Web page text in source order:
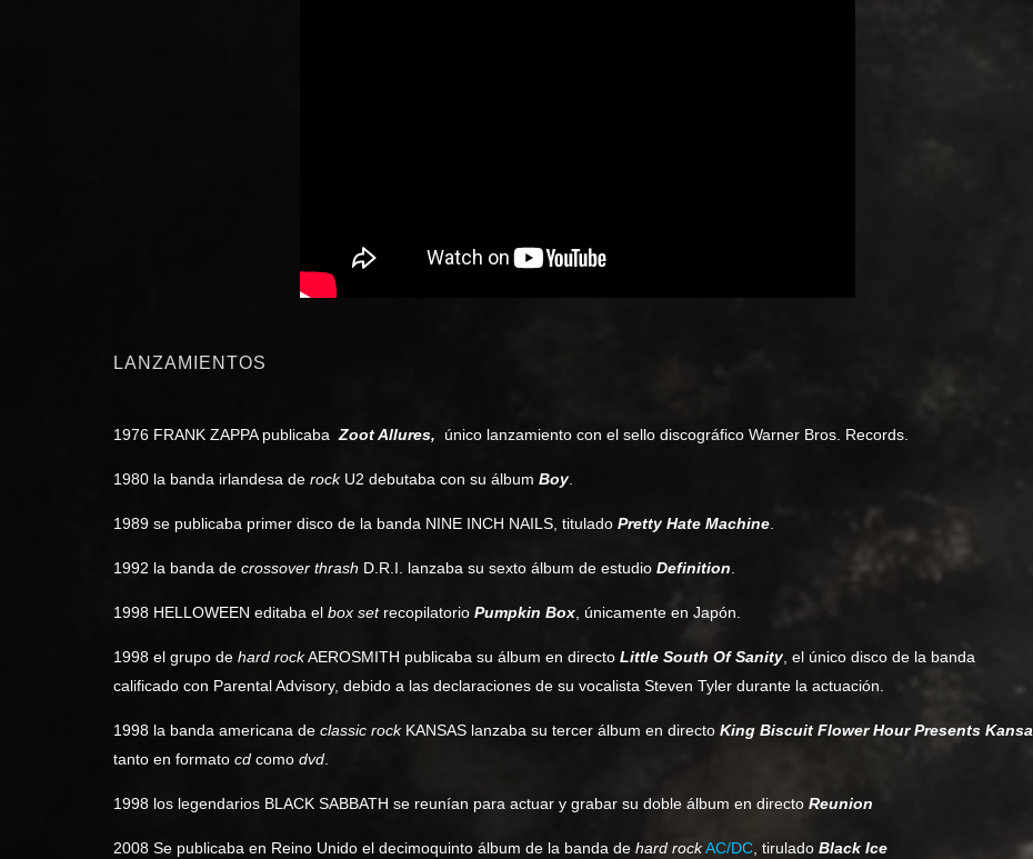
LANZAMIENTOS
1976 FRANK ZAPPA publicaba Zoot Allures, único lanzamiento con el sello discográfico Warner Bros. Records.
1980 la banda irlandesa de rockU2 debutaba con su álbum Boy.
1989 se publicaba primer disco de la banda NINE INCH NAILS, titulado Pretty Hate Machine
1992 la banda de crossover thrash D.R.I. lanzaba su sexto álbum de estudio Definition
1998 HELLOWEEN editaba el box setrecopilatorio Pumpkin Box , únicamente en Japón.
1998 el grupo de hard rockAEROSMITH publicaba su álbum en directo Little South Of Sanity, el único disco de la banda
calificado con Parental Advisory, debido a las declaraciones de su vocalista Steven Tyler durante la actuación.
1998 la banda americana de classic rockKANSAS lanzaba su tercer álbum en directo King Biscuit Flower Hour Presents Kansa
tanto en formato cd como dvd
1998 los legendarios BLACK SABBATH se reunían para actuar y grabar su doble álbum en directo Reunion
2008 Se publicaba en Reino Unido el decimoquinto álbum de la banda de hard rockAC/DC , tirulado Black Ice